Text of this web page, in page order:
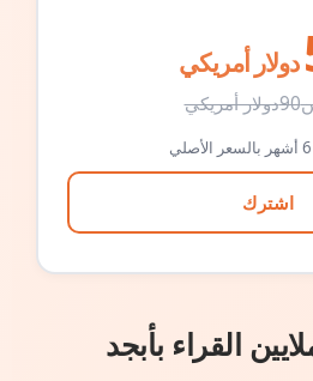
دولار أمريكي
90دولار أمريكي
اشترك
القراء بأبجد